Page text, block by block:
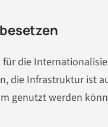
die
die Infrastruktur ist
genutzt werden